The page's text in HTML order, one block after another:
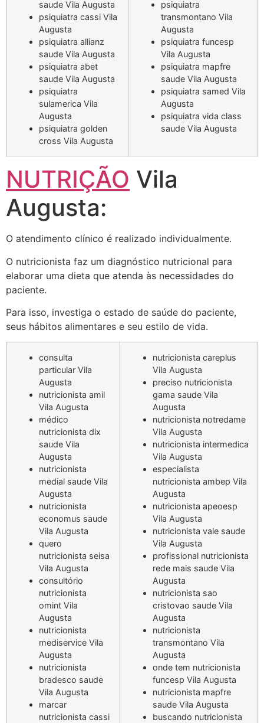
saude Vila Augusta
psiquiatra cassi Vila
Augusta
psiquiatra allianz
saude Vila Augusta
psiquiatra abet
saude Vila Augusta
psiquiatra
sulamerica Vila
Augusta
psiquiatra golden
cross Vila Augusta
psiquiatra
transmontano Vila
Augusta
psiquiatra funcesp
Vila Augusta
psiquiatra mapfre
saude Vila Augusta
psiquiatra samed Vila
Augusta
psiquiatra vida class
saude Vila Augusta
NUTRIÇÃO Vila
Augusta:
O atendimento clínico é realizado individualmente.
O nutricionista faz um diagnóstico nutricional para
elaborar uma dieta que atenda às necessidades do
paciente.
Para isso, investiga o estado de saúde do paciente,
seus hábitos alimentares e seu estilo de vida.
consulta
particular Vila
Augusta
nutricionista amil
Vila Augusta
médico
nutricionista dix
saude Vila
Augusta
nutricionista
medial saude Vila
Augusta
nutricionista
economus saude
Vila Augusta
quero
nutricionista seisa
Vila Augusta
consultório
nutricionista
omint Vila
Augusta
nutricionista
mediservice Vila
Augusta
nutricionista
bradesco saude
Vila Augusta
marcar
nutricionista cassi
nutricionista careplus
Vila Augusta
preciso nutricionista
gama saude Vila
Augusta
nutricionista notredame
Vila Augusta
nutricionista intermedica
Vila Augusta
especialista
nutricionista ambep Vila
Augusta
nutricionista apeoesp
Vila Augusta
nutricionista vale saude
Vila Augusta
profissional nutricionista
rede mais saude Vila
Augusta
nutricionista sao
cristovao saude Vila
Augusta
nutricionista
transmontano Vila
Augusta
onde tem nutricionista
funcesp Vila Augusta
nutricionista mapfre
saude Vila Augusta
buscando nutricionista